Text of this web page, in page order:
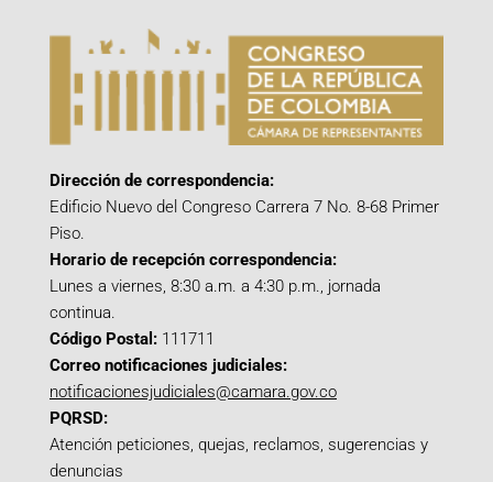
Dirección de correspondencia:
Edificio Nuevo del Congreso Carrera 7 No. 8-68 Primer
Piso.
Horario de recepción correspondencia:
Lunes a viernes, 8:30 a.m. a 4:30 p.m., jornada
continua.
Código Postal: 111711
Correo notificaciones judiciales:
notificacionesjudiciales@camara.gov.co
PQRSD:
Atención peticiones, quejas, reclamos, sugerencias y
denuncias